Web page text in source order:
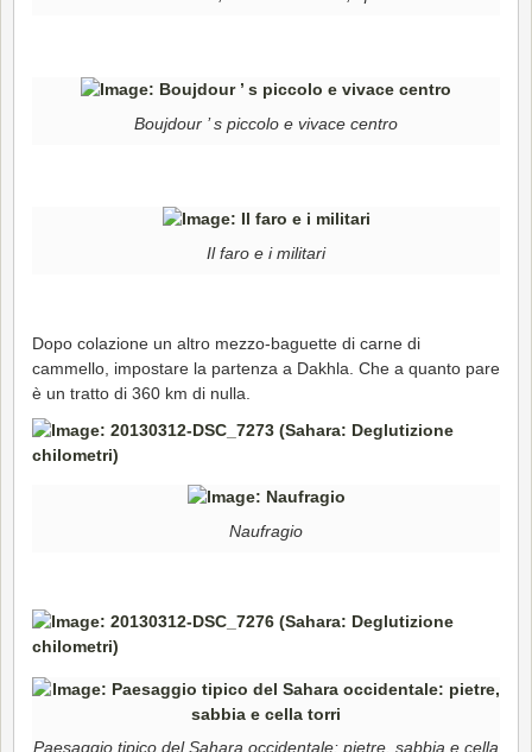
Boujdour ’ s piccolo e vivace centro
Il faro e i militari
Dopo colazione un altro mezzo-baguette di carne di
cammello, impostare la partenza a Dakhla. Che a quanto pare
è un tratto di 360 km di nulla.
Naufragio
Paesaggio tipico del Sahara occidentale: pietre, sabbia e cella